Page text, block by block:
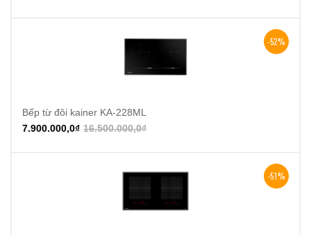
-52%
Bếp từ đôi kainer KA-228ML
16.500.000,0₫
7.900.000,0₫
-51%